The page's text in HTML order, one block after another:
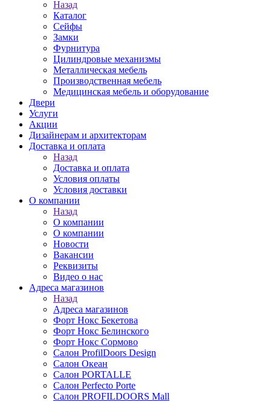
Назад
Каталог
Сейфы
Замки
Фурнитура
Цилиндровые механизмы
Металлическая мебель
Производственная мебель
Медицинская мебель и оборудование
Двери
Услуги
Акции
Дизайнерам и архитекторам
Доставка и оплата
Назад
Доставка и оплата
Условия оплаты
Условия доставки
О компании
Назад
О компании
О компании
Новости
Вакансии
Реквизиты
Видео о нас
Адреса магазинов
Назад
Адреса магазинов
Форт Нокс Бекетова
Форт Нокс Белинского
Форт Нокс Сормово
Салон ProfilDoors Design
Салон Океан
Салон PORTALLE
Салон Perfecto Portе
Салон PROFILDOORS Mall